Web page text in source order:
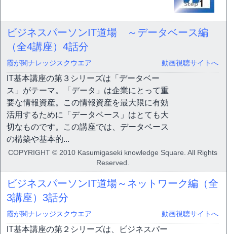
ビジネスパーソンIT道場 ～データベース編
（全4講座） 4話分
霞が関ナレッジスクウエア 動画視聴サイトへ
IT基本講座の第３シリーズは「データベー
ス」がテーマ。「データ」は企業にとって重
要な情報資産。この情報資産を最大限に有効
活用するために「データベース」はとても大
切なものです。この講座では、データベース
の構築や基本的...
COPYRIGHT © 2010 Kasumigaseki knowledge Square. All Rights
Reserved.
ビジネスパーソンIT道場～ネットワーク編（全
3講座） 3話分
霞が関ナレッジスクウエア 動画視聴サイトへ
IT基本講座の第２シリーズは、ビジネスパー